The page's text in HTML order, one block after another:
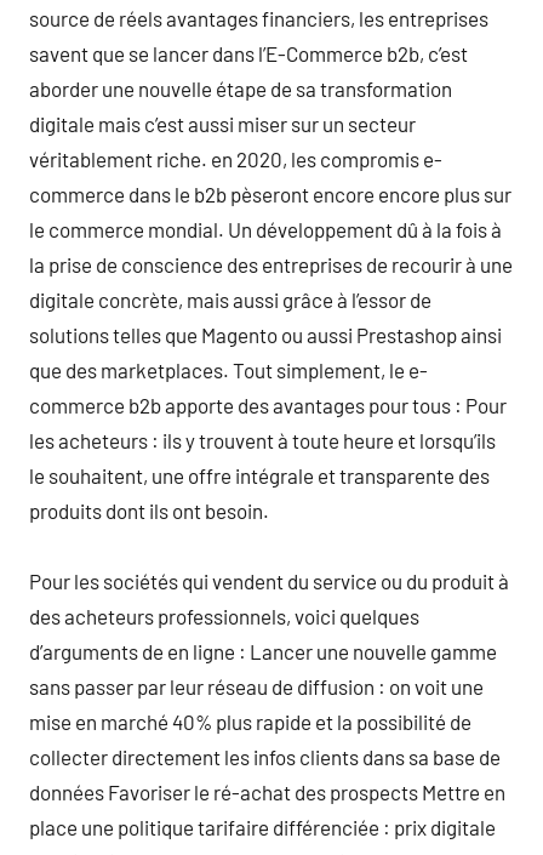
source de réels avantages financiers, les entreprises
savent que se lancer dans l’E-Commerce b2b, c’est
aborder une nouvelle étape de sa transformation
digitale mais c’est aussi miser sur un secteur
véritablement riche. en 2020, les compromis e-
commerce dans le b2b pèseront encore encore plus sur
le commerce mondial. Un développement dû à la fois à
la prise de conscience des entreprises de recourir à une
digitale concrète, mais aussi grâce à l’essor de
solutions telles que Magento ou aussi Prestashop ainsi
que des marketplaces. Tout simplement, le e-
commerce b2b apporte des avantages pour tous : Pour
les acheteurs : ils y trouvent à toute heure et lorsqu’ils
le souhaitent, une offre intégrale et transparente des
produits dont ils ont besoin.
Pour les sociétés qui vendent du service ou du produit à
des acheteurs professionnels, voici quelques
d’arguments de en ligne : Lancer une nouvelle gamme
sans passer par leur réseau de diffusion : on voit une
mise en marché 40% plus rapide et la possibilité de
collecter directement les infos clients dans sa base de
données Favoriser le ré-achat des prospects Mettre en
place une politique tarifaire différenciée : prix digitale